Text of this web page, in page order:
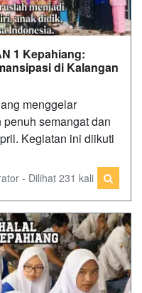
1 Kepahiang:
di Kalangan
menggelar
semangat dan
Kegiatan ini diikuti
- Dilihat 231 kali